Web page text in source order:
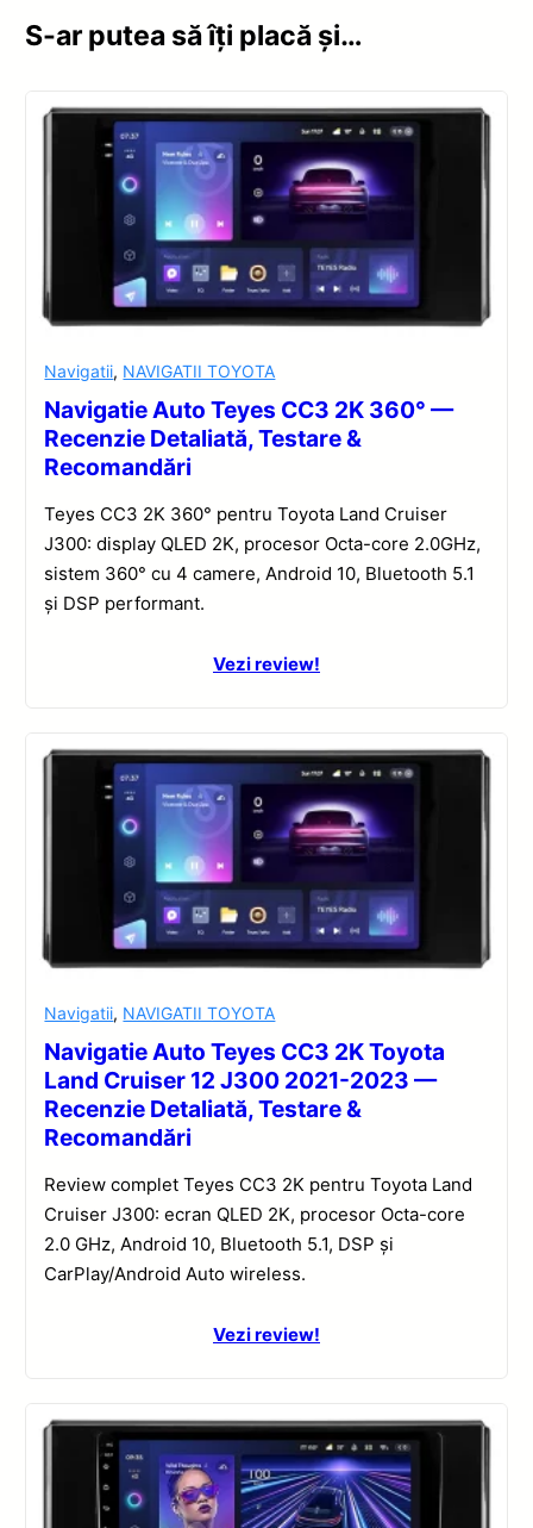
S-ar putea să îți placă și…
Navigatii, NAVIGATII TOYOTA
Navigatie Auto Teyes CC3 2K 360° —
Recenzie Detaliată, Testare &
Recomandări
Teyes CC3 2K 360° pentru Toyota Land Cruiser
J300: display QLED 2K, procesor Octa-core 2.0GHz,
sistem 360° cu 4 camere, Android 10, Bluetooth 5.1
și DSP performant.
Vezi review!
Navigatii, NAVIGATII TOYOTA
Navigatie Auto Teyes CC3 2K Toyota
Land Cruiser 12 J300 2021-2023 —
Recenzie Detaliată, Testare &
Recomandări
Review complet Teyes CC3 2K pentru Toyota Land
Cruiser J300: ecran QLED 2K, procesor Octa-core
2.0 GHz, Android 10, Bluetooth 5.1, DSP și
CarPlay/Android Auto wireless.
Vezi review!